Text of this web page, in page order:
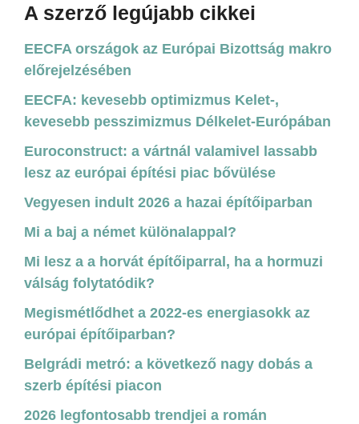
A szerző legújabb cikkei
EECFA országok az Európai Bizottság makro
előrejelzésében
EECFA: kevesebb optimizmus Kelet-,
kevesebb pesszimizmus Délkelet-Európában
Euroconstruct: a vártnál valamivel lassabb
lesz az európai építési piac bővülése
Vegyesen indult 2026 a hazai építőiparban
Mi a baj a német különalappal?
Mi lesz a a horvát építőiparral, ha a hormuzi
válság folytatódik?
Megismétlődhet a 2022-es energiasokk az
európai építőiparban?
Belgrádi metró: a következő nagy dobás a
szerb építési piacon
2026 legfontosabb trendjei a román